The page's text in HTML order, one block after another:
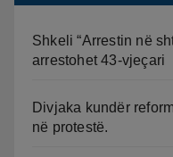
Shkeli “Arrestin në
arrestohet 43-vjeçari
Divjaka kundër
në protestë.